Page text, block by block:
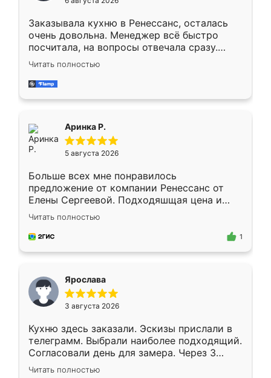
мебели буду заказывать только здесь.
Заказывала кухню в Ренессанс, осталась
очень довольна. Менеджер всё быстро
посчитала, на вопросы отвечала сразу.
Замерщик приехал в субботу, подошёл к
делу со всей ответственностью. Собрали
за день, ребята работали аккуратно, даже
Читать полностью
Аринка Р.
5 августа 2026
Больше всех мне понравилось
предложение от компании Ренессанс от
Елены Сергеевой. Подходяшщая цена и
короткие сроки изготовления. Приехавший
для замера сотрудник Владислав
предложил по моему эскизу самый
Читать полностью
1
Ярослава
3 августа 2026
Кухню здесь заказали. Эскизы прислали в
телеграмм. Выбрали наиболее подходящий.
Согласовали день для замера. Через 3
недели кухня была уже готова. Остались
Читать полностью